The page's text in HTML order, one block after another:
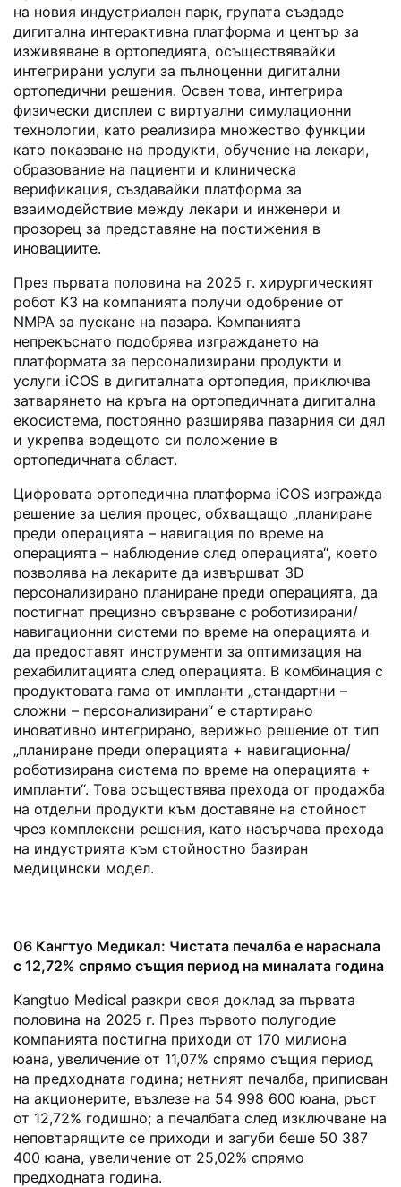
на новия индустриален парк, групата създаде
дигитална интерактивна платформа и център за
изживяване в ортопедията, осъществявайки
интегрирани услуги за пълноценни дигитални
ортопедични решения. Освен това, интегрира
физически дисплеи с виртуални симулационни
технологии, като реализира множество функции
като показване на продукти, обучение на лекари,
образование на пациенти и клиническа
верификация, създавайки платформа за
взаимодействие между лекари и инженери и
прозорец за представяне на постижения в
иновациите.
През първата половина на 2025 г. хирургическият
робот K3 на компанията получи одобрение от
NMPA за пускане на пазара. Компанията
непрекъснато подобрява изграждането на
платформата за персонализирани продукти и
услуги iCOS в дигиталната ортопедия, приключва
затварянето на кръга на ортопедичната дигитална
екосистема, постоянно разширява пазарния си дял
и укрепва водещото си положение в
ортопедичната област.
Цифровата ортопедична платформа iCOS изгражда
решение за целия процес, обхващащо „планиране
преди операцията – навигация по време на
операцията – наблюдение след операцията“, което
позволява на лекарите да извършват 3D
персонализирано планиране преди операцията, да
постигнат прецизно свързване с роботизирани/
навигационни системи по време на операцията и
да предоставят инструменти за оптимизация на
рехабилитацията след операцията. В комбинация с
продуктовата гама от импланти „стандартни –
сложни – персонализирани“ е стартирано
иновативно интегрирано, верижно решение от тип
„планиране преди операцията + навигационна/
роботизирана система по време на операцията +
импланти“. Това осъществява прехода от продажба
на отделни продукти към доставяне на стойност
чрез комплексни решения, като насърчава прехода
на индустрията към стойностно базиран
медицински модел.
06 Кангтуо Медикал: Чистата печалба е нараснала
с 12,72% спрямо същия период на миналата година
Kangtuo Medical разкри своя доклад за първата
половина на 2025 г. През първото полугодие
компанията постигна приходи от 170 милиона
юана, увеличение от 11,07% спрямо същия период
на предходната година; нетният печалбa, приписван
на акционерите, възлезе на 54 998 600 юана, ръст
от 12,72% годишно; а печалбата след изключване на
неповтарящите се приходи и загуби беше 50 387
400 юана, увеличение от 25,02% спрямо
предходната година.